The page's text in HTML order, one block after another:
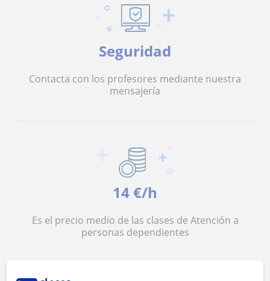
Seguridad
Contacta con los profesores mediante nuestra
mensajería
14 €/h
Es el precio medio de las clases de Atención a
personas dependientes